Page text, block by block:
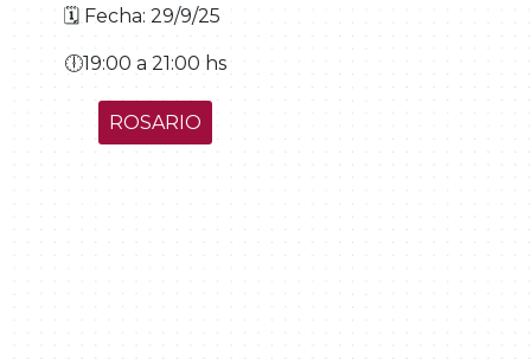
🗓 Fecha: 29/9/25
🕕19:00 a 21:00 hs
ROSARIO